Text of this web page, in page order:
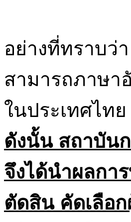
อย่างที่ทราบว่
สามารถภาษา
ในประเทศไทย
ดังนั้น สถาบัน
จึงได้นำผลกา
ตัดสิน คัดเลือ